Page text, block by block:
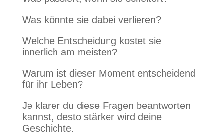
Was könnte sie dabei verlieren?
Welche Entscheidung kostet sie
innerlich am meisten?
Warum ist dieser Moment entscheidend
für ihr Leben?
Je klarer du diese Fragen beantworten
kannst, desto stärker wird deine
Geschichte.